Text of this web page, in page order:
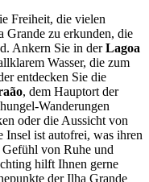
Freiheit, die vielen
Grande zu erkunden, die
Ankern Sie in derLagoa
Wasser, die zum
entdecken Sie die
, dem Hauptort der
Wanderungen
oder die Aussicht von
Insel ist autofrei, was ihren
von Ruhe und
hilft Ihnen gerne
der Ilha Grande